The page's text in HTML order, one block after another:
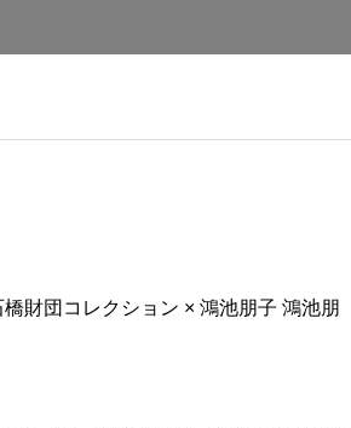
財団コレクション × 鴻池朋子 鴻池朋